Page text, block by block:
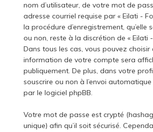
nom d’utilisateur, de votre mot de
adresse courriel requise par « Eilati -
la procédure d’enregistrement, qu’elle
ou non, reste à la discrétion de « Eilati
Dans tous les cas, vous pouvez choisir
information de votre compte sera
publiquement. De plus, dans votre
souscrire ou non à l’envoi
par le logiciel phpBB.
Votre mot de passe est crypté
unique) afin qu’il soit sécurisé.